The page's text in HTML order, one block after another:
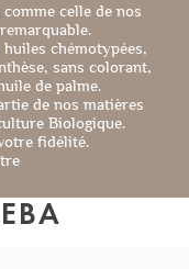
celle de nos
chémotypées,
sans colorant,
de palme.
de nos matières
Biologique.
fidélité.